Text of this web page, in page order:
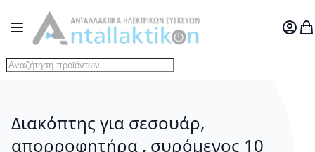
Μετάβαση στο περιεχόμενο
Toggle Nav
Ο
Διακόπτης για σεσουάρ,
απορροφητήρα , συρόμενος 10